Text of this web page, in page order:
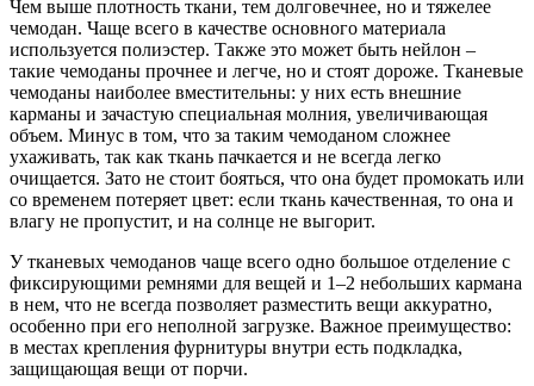
Чем выше плотность ткани, тем долговечнее, но и тяжелее
чемодан. Чаще всего в качестве основного материала
используется полиэстер. Также это может быть нейлон –
такие чемоданы прочнее и легче, но и стоят дороже. Тканевые
чемоданы наиболее вместительны: у них есть внешние
карманы и зачастую специальная молния, увеличивающая
объем. Минус в том, что за таким чемоданом сложнее
ухаживать, так как ткань пачкается и не всегда легко
очищается. Зато не стоит бояться, что она будет промокать или
со временем потеряет цвет: если ткань качественная, то она и
влагу не пропустит, и на солнце не выгорит.
У тканевых чемоданов чаще всего одно большое отделение с
фиксирующими ремнями для вещей и 1–2 небольших кармана
в нем, что не всегда позволяет разместить вещи аккуратно,
особенно при его неполной загрузке. Важное преимущество:
в местах крепления фурнитуры внутри есть подкладка,
защищающая вещи от порчи.